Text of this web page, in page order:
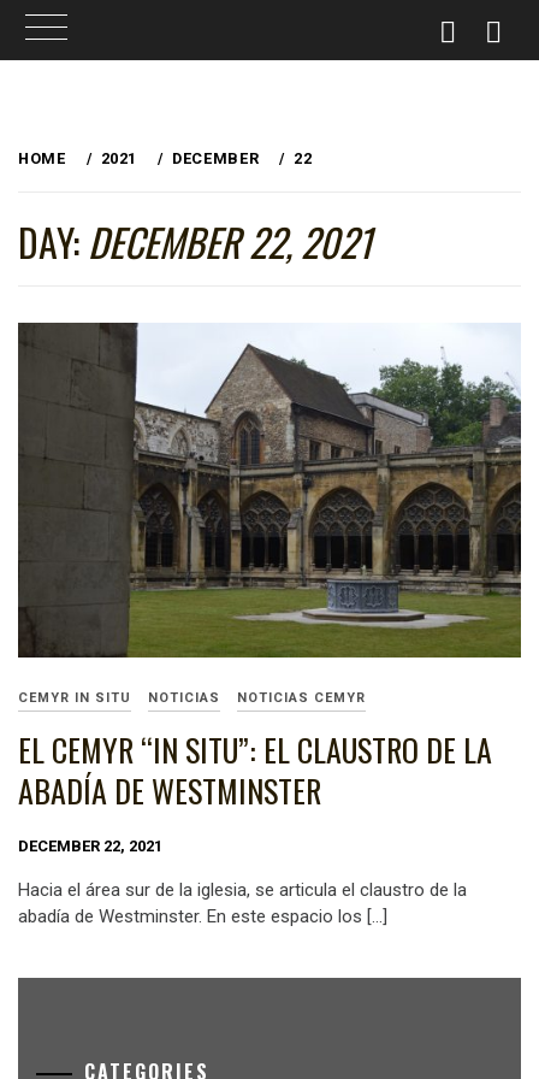
HOME 2021 DECEMBER 22
DAY:DECEMBER 22, 2021
CEMYR IN SITU NOTICIAS NOTICIAS CEMYR
EL CEMYR “IN SITU”: EL CLAUSTRO DE LA
ABADÍA DE WESTMINSTER
DECEMBER 22, 2021
Hacia el área sur de la iglesia, se articula el claustro de la
abadía de Westminster. En este espacio los […]
CATEGORIES